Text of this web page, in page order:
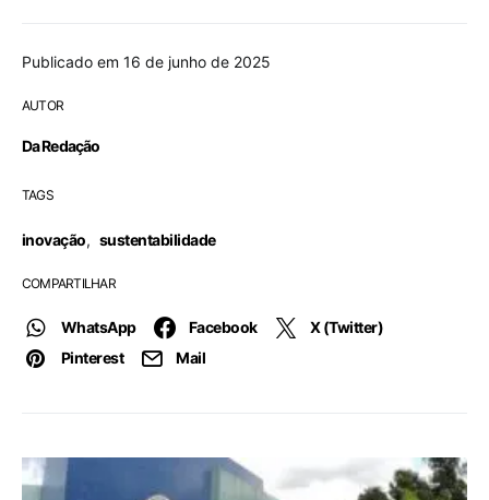
Publicado em 16 de junho de 2025
AUTOR
Da Redação
TAGS
inovação, sustentabilidade
COMPARTILHAR
WhatsApp Facebook
X (Twitter)
Pinterest
Mail